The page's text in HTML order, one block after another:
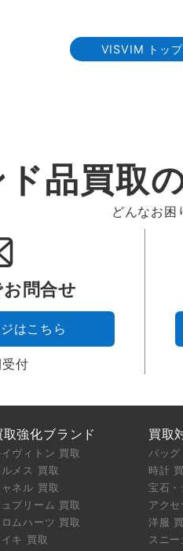
VISVIM トッ
ド品買取
どんなお困
問合せ
はこちら
付
取強化ブランド
イヴィトン 買取
ルメス 買取
ネル 買取
プリーム 買取
ロムハーツ 買取
キ 買取
買取
バッグ
時計
宝石
アク
洋服
スニ